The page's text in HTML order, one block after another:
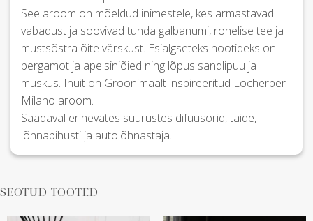
See aroom on mõeldud inimestele, kes armastavad
vabadust ja soovivad tunda galbanumi, rohelise tee ja
mustsõstra õite värskust. Esialgseteks nootideks on
bergamot ja apelsiniõied ning lõpus sandlipuu ja
muskus. Inuit on Gröönimaalt inspireeritud Locherber
Milano aroom.
Saadaval erinevates suurustes difuusorid, täide,
lõhnapihusti ja autolõhnastaja.
SEOTUD TOOTED